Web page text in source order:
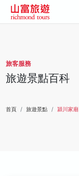
旅客服務
旅遊景點百科
首頁 旅遊景點 潁川家廟